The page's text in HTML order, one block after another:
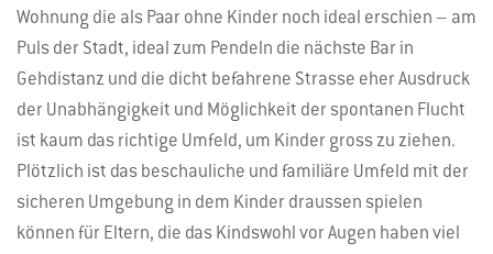
Wohnung die als Paar ohne Kinder noch ideal erschien – am
Puls der Stadt, ideal zum Pendeln die nächste Bar in
Gehdistanz und die dicht befahrene Strasse eher Ausdruck
der Unabhängigkeit und Möglichkeit der spontanen Flucht
ist kaum das richtige Umfeld, um Kinder gross zu ziehen.
Plötzlich ist das beschauliche und familiäre Umfeld mit der
sicheren Umgebung in dem Kinder draussen spielen
können für Eltern, die das Kindswohl vor Augen haben viel